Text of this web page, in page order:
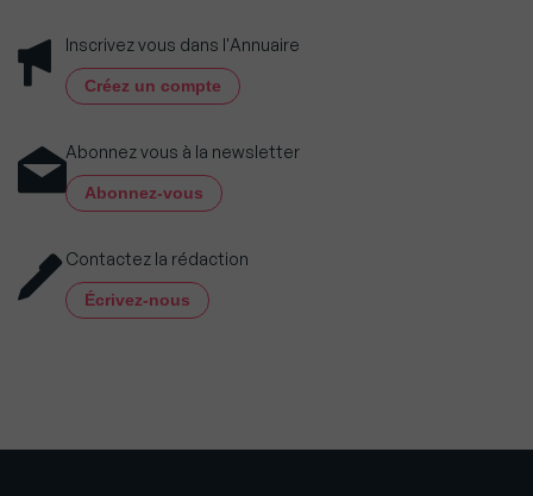
Inscrivez vous dans l'Annuaire
Créez un compte
Abonnez vous à la newsletter
Abonnez-vous
Contactez la rédaction
Écrivez-nous